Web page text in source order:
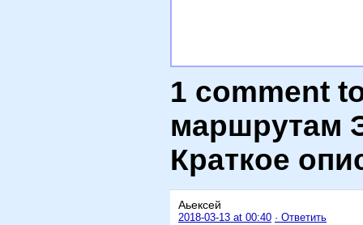
1 comment
маршрутам
Краткое
Аьексей
2018-03-13 at 00:40 · Ответить